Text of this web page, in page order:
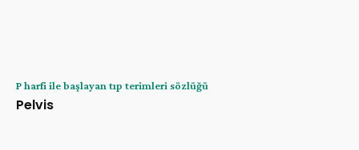
P harfi ile başlayan tıp terimleri sözlüğü
Pelvis